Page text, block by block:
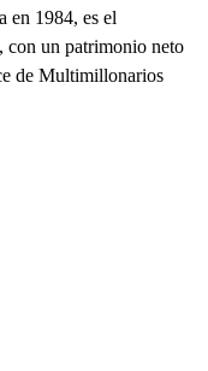
en 1984, es el
con un patrimonio neto
de Multimillonarios